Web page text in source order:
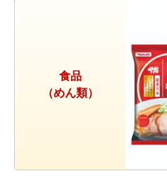
食品
（めん類）